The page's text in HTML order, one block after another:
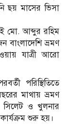
ছয় মাসের ভিসা
মো. আব্দুর রহিম
ভ্রমণ
যাত্রী আরো
পরিস্থিতিতে
মাথায় ভ্রমণ
সিলেট ও খুলনার
শুরু হয়।